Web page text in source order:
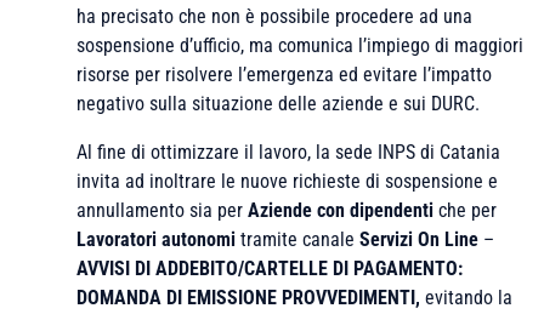
ha precisato che non è possibile procedere ad una
sospensione d’ufficio, ma comunica l’impiego di maggiori
risorse per risolvere l’emergenza ed evitare l’impatto
negativo sulla situazione delle aziende e sui DURC.
Al fine di ottimizzare il lavoro, la sede INPS di Catania
invita ad inoltrare le nuove richieste di sospensione e
annullamento sia per Aziende con dipendenti che per
Lavoratori autonomi tramite canale Servizi On Line –
AVVISI DI ADDEBITO/CARTELLE DI PAGAMENTO:
DOMANDA DI EMISSIONE PROVVEDIMENTI, evitando la